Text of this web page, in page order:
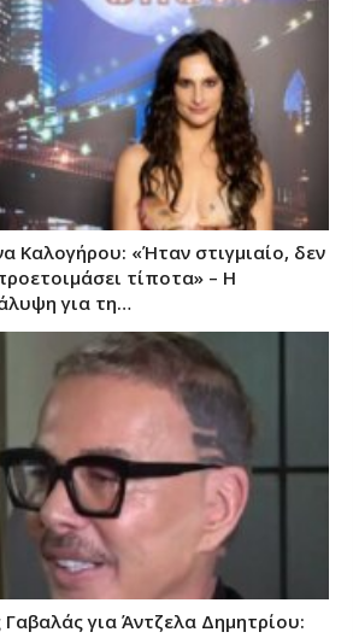
Καλογήρου: «Ήταν στιγμιαίο, δεν
τίποτα» – Η
για τη…
Γαβαλάς για Άντζελα Δημητρίου: